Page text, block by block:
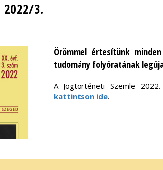
2022/3.
Örömmel értesítünk
tudomány folyóratának
A Jogtörténeti Szemle
kattintson ide.